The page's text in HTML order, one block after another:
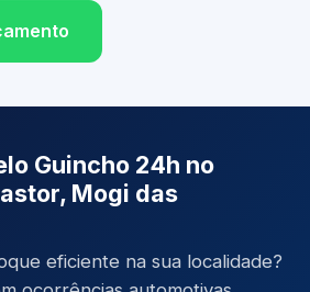
Guincho 24h no
Mogi das
eficiente na sua localidade?